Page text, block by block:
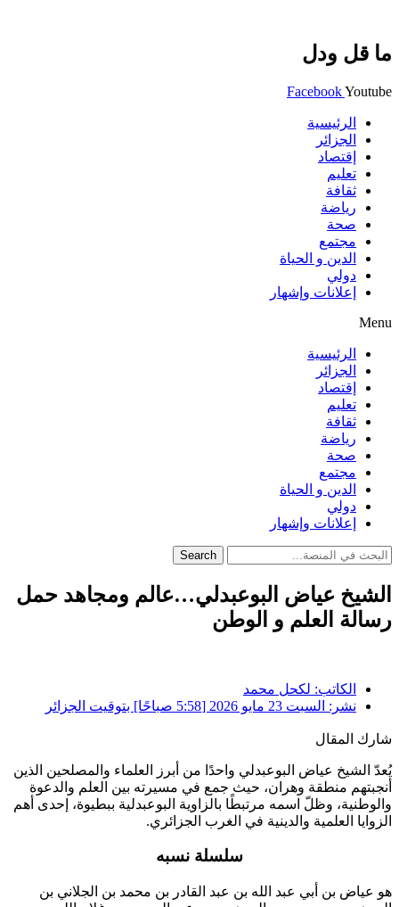
ما قل ودل
FacebookYoutube
الرئيسية
الجزائر
إقتصاد
تعليم
ثقافة
رياضة
صحة
مجتمع
الدين و الحياة
دولي
إعلانات وإشهار
Menu
الرئيسية
الجزائر
إقتصاد
تعليم
ثقافة
رياضة
صحة
مجتمع
الدين و الحياة
دولي
إعلانات وإشهار
Search
الشيخ عياض البوعبدلي…عالم ومجاهد حمل
رسالة العلم و الوطن
الكاتب: لكحل محمد
نشر: السبت 23 مايو 2026 [5:58 صباحًا] بتوقيت الجزائر
شارك المقال
يُعدّ الشيخ عياض البوعبدلي واحدًا من أبرز العلماء والمصلحين الذين
أنجبتهم منطقة وهران، حيث جمع في مسيرته بين العلم والدعوة
والوطنية، وظلّ اسمه مرتبطًا بالزاوية البوعبدلية ببطيوة، إحدى أهم
الزوايا العلمية والدينية في الغرب الجزائري.
سلسلة نسبه
هو عياض بن أبي عبد الله بن عبد القادر بن محمد بن الجلاني بن